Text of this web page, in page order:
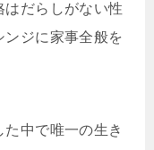
だらしがない性
ジに家事全般を
中で唯一の生き